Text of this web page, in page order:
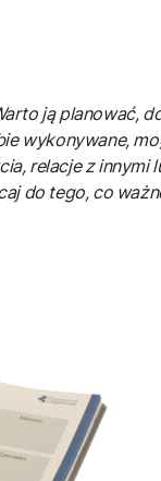
ją planować,
wykonywane,
relacje z innymi
do tego, co